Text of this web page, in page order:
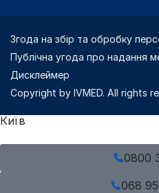
Згода на збір та обробку
Публічна угода про надання
Дисклеймер
Copyright by IVMED. All rights
Київ
0800
068